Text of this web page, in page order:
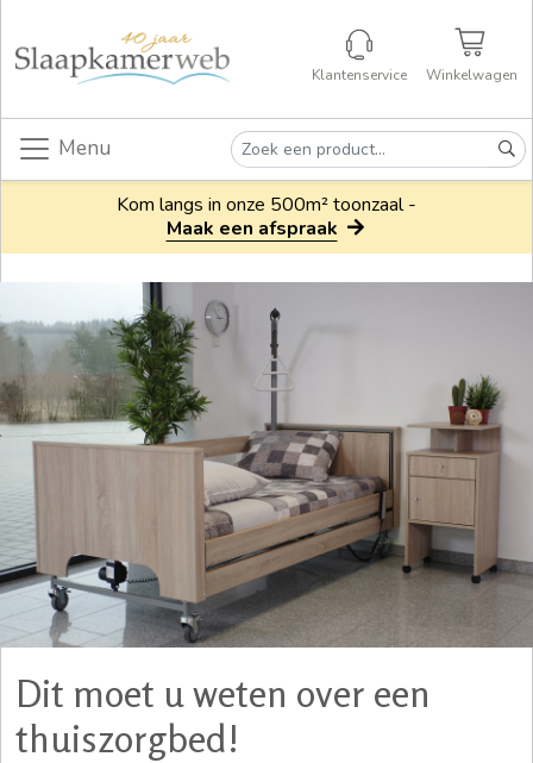
Klantenservice Winkelwagen
Menu
Kom langs in onze 500m² toonzaal -
Maak een afspraak
Dit moet u weten over een
thuiszorgbed!